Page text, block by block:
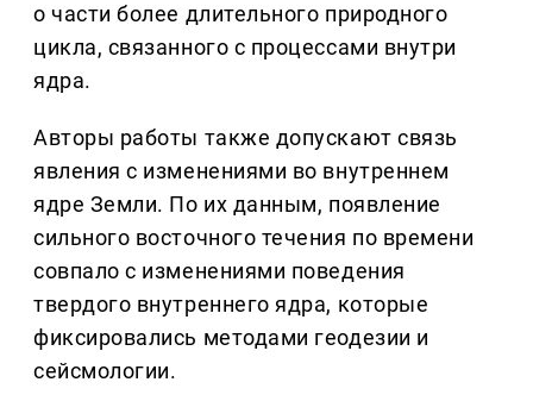
о части более длительного природного
цикла, связанного с процессами внутри
ядра.
Авторы работы также допускают связь
явления с изменениями во внутреннем
ядре Земли. По их данным, появление
сильного восточного течения по времени
совпало с изменениями поведения
твердого внутреннего ядра, которые
фиксировались методами геодезии и
сейсмологии.